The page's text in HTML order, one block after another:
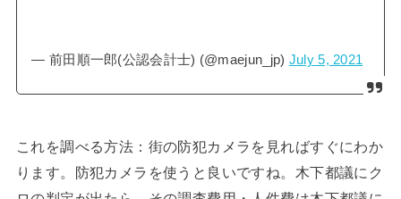
— 前田順一郎(公認会計士) (@maejun_jp) July 5, 2021
これを調べる方法：街の防犯カメラを見ればすぐにわか
ります。防犯カメラを使うと良いですね。木下都議にク